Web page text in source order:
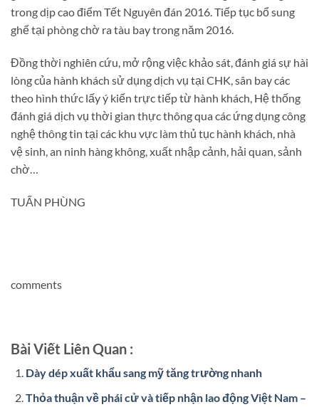
trong dịp cao điểm Tết Nguyên đán 2016. Tiếp tục bổ sung
ghế tại phòng chờ ra tàu bay trong năm 2016.
Đồng thời nghiên cứu, mở rộng việc khảo sát, đánh giá sự hài
lòng của hành khách sử dụng dịch vụ tại CHK, sân bay các
theo hình thức lấy ý kiến trực tiếp từ hành khách, Hệ thống
đánh giá dịch vụ thời gian thực thông qua các ứng dụng công
nghệ thông tin tại các khu vực làm thủ tục hành khách, nhà
vệ sinh, an ninh hàng không, xuất nhập cảnh, hải quan, sảnh
chờ…
TUẤN PHÙNG
comments
Bài Viết Liên Quan :
Dày dép xuất khẩu sang mỹ tăng trường nhanh
Thỏa thuận về phái cử và tiếp nhận lao động Việt Nam –